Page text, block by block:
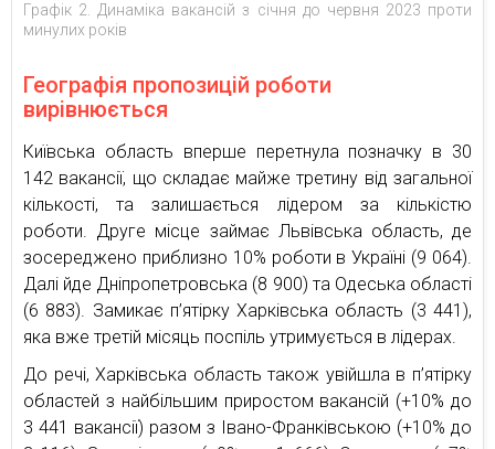
Графік 2. Динаміка вакансій з січня до червня 2023 проти
минулих років
Географія пропозицій роботи
вирівнюється
Київська область вперше перетнула позначку в 30
142 вакансії, що складає майже третину від загальної
кількості, та залишається лідером за кількістю
роботи. Друге місце займає Львівська область, де
зосереджено приблизно 10% роботи в Україні (9 064).
Далі йде Дніпропетровська (8 900) та Одеська області
(6 883). Замикає п’ятірку Харківська область (3 441),
яка вже третій місяць поспіль утримується в лідерах.
До речі, Харківська область також увійшла в п’ятірку
областей з найбільшим приростом вакансій (+10% до
3 441 вакансії) разом з Івано-Франківською (+10% до